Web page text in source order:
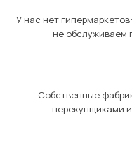
У нас нет
не обслуживаем
Собственные
перекупщиками